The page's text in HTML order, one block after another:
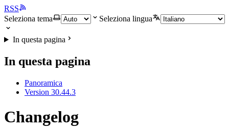
RSS
Seleziona tema
Seleziona lingua
In questa pagina
In questa pagina
Panoramica
Version 30.44.3
Changelog